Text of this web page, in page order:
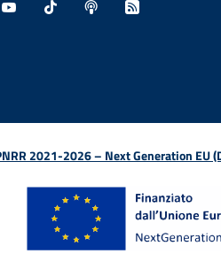
2021-2026 – Next Generation EU